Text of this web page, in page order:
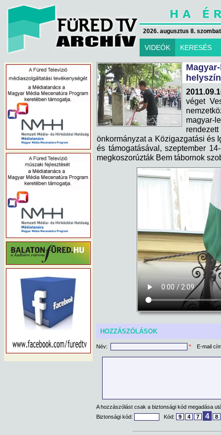
2026. augusztus 8.
VIDEÓK KERESÉS
véget
magyar-
önkormányzat a Közigazgatási és
és támogatásával, szeptember
megkoszorúzták Bem tábornok
HOZZÁSZÓLÁSOK
Név: * E-mail
A hozzászólást csak a biztonsági kód megadása
Biztonsági kód:
Kód: 9 4 7 4 8